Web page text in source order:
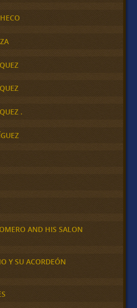
.
AND HIS SALON
Y SU ACORDEÓN